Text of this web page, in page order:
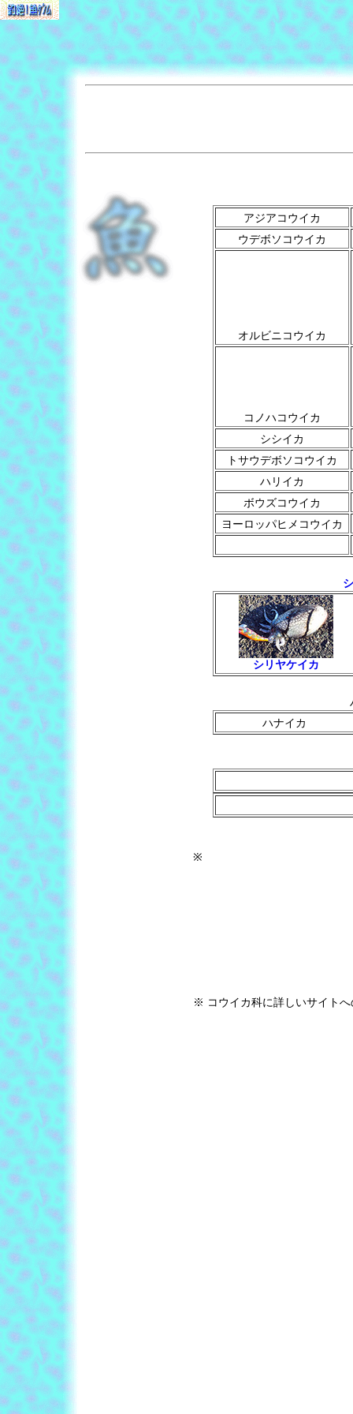
アジアコウイカ
ウデボソコウイカ
オルビニコウイカ
コノハコウイカ
シシイカ
トサウデボソコウイカ
ハリイカ
ボウズコウイカ
ヨーロッパヒメコウイカ
シリヤケイカ
ハナイカ
※
※ コウイカ科に詳しいサイト